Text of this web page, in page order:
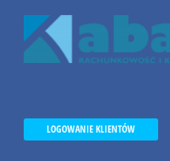
LOGOWANIE KLIENTÓW